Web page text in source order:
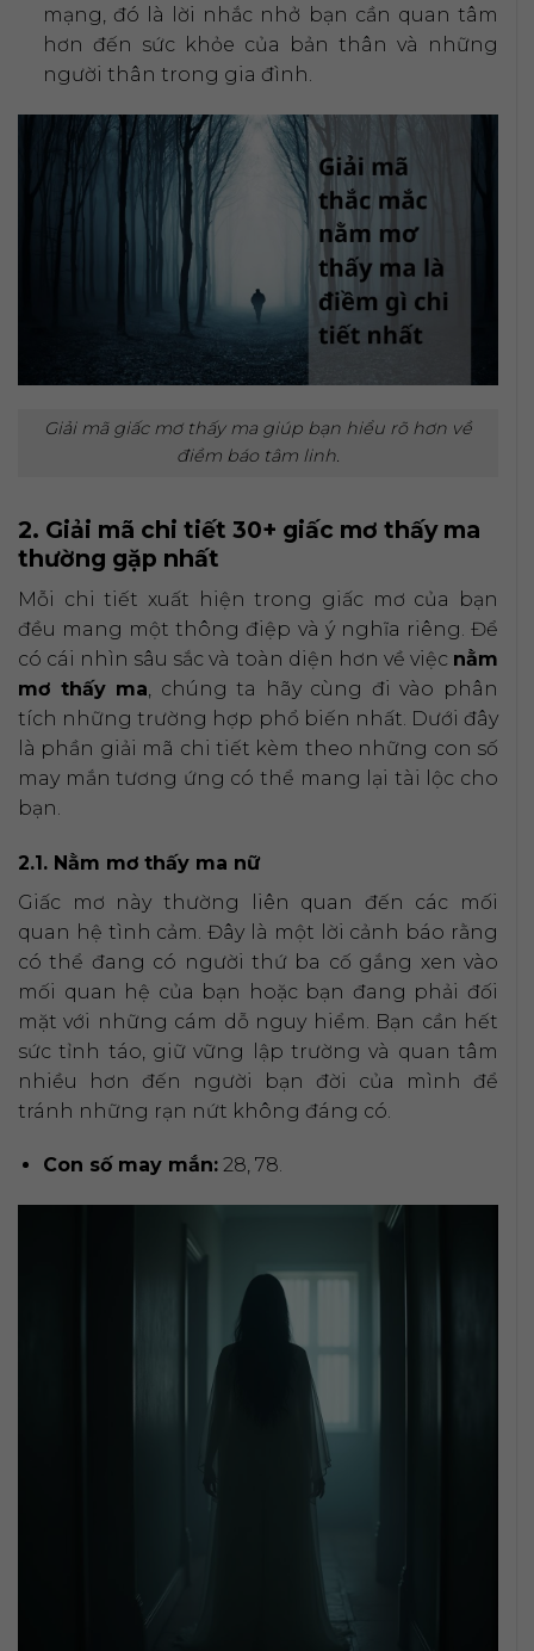
mạng, đó là lời nhắc nhở bạn cần quan tâm
hơn đến sức khỏe của bản thân và những
người thân trong gia đình.
Giải mã giấc mơ thấy ma giúp bạn hiểu rõ hơn về
điềm báo tâm linh.
2. Giải mã chi tiết 30+ giấc mơ thấy ma
thường gặp nhất
Mỗi chi tiết xuất hiện trong giấc mơ của bạn
đều mang một thông điệp và ý nghĩa riêng. Để
có cái nhìn sâu sắc và toàn diện hơn về việc nằm
mơ thấy ma , chúng ta hãy cùng đi vào phân
tích những trường hợp phổ biến nhất. Dưới đây
là phần giải mã chi tiết kèm theo những con số
may mắn tương ứng có thể mang lại tài lộc cho
bạn.
2.1. Nằm mơ thấy ma nữ
Giấc mơ này thường liên quan đến các mối
quan hệ tình cảm. Đây là một lời cảnh báo rằng
có thể đang có người thứ ba cố gắng xen vào
mối quan hệ của bạn hoặc bạn đang phải đối
mặt với những cám dỗ nguy hiểm. Bạn cần hết
sức tỉnh táo, giữ vững lập trường và quan tâm
nhiều hơn đến người bạn đời của mình để
tránh những rạn nứt không đáng có.
Con số may mắn:28, 78.